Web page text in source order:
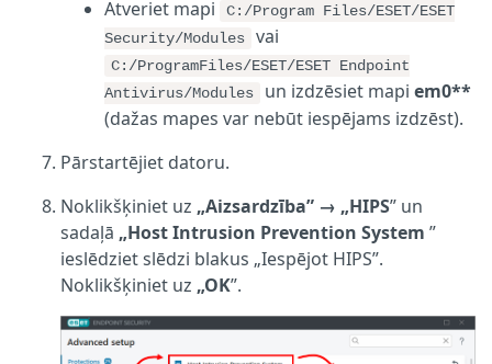
Atveriet mapi
C:/Program Files/ESET/ESET
Security/Modules
vai
C:/ProgramFiles/ESET/ESET Endpoint
Antivirus/Modules
un izdzēsiet mapi em0**
(dažas mapes var nebūt iespējams izdzēst).
Pārstartējiet datoru.
Noklikšķiniet uz „Aizsardzība” → „HIPS” un
sadaļā „Host Intrusion Prevention System ”
ieslēdziet slēdzi blakus „Iespējot HIPS”.
Noklikšķiniet uz „OK”.